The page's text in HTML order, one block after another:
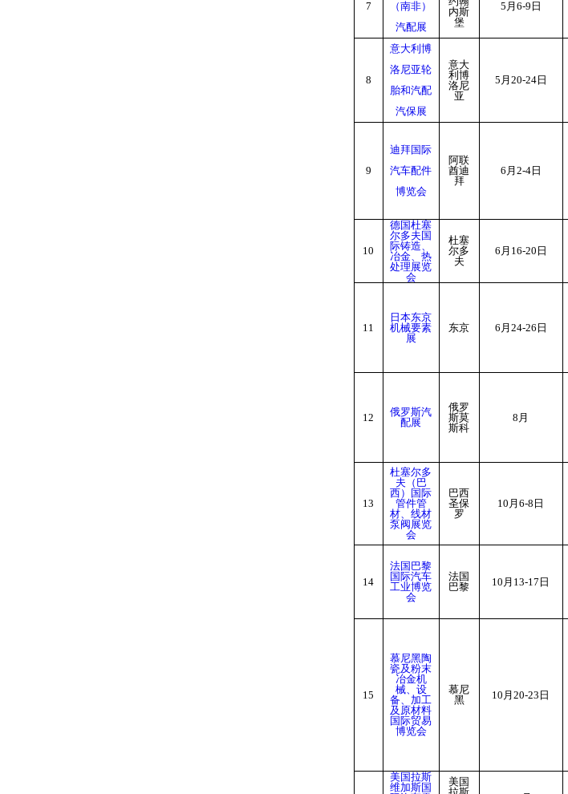
7
（南非）
汽配展
内斯
堡
5 月6-9日
8
意大利博
洛尼亚轮
胎和汽配
汽保展
意大
利博
洛尼
亚
5 月20-24日
9
迪拜国际
汽车配件
博览会
阿联
酋迪
拜
6 月2-4日
10
德国杜塞
尔多夫国
际铸造、
冶金、热
处理展览
会
杜塞
尔多
夫
6 月16-20日
11
日本东京
机械要素
展
东京 6 月24-26日
12
俄罗斯汽
配展
俄罗
斯莫
斯科
8 月
13
杜塞尔多
夫（巴
西）国际
管件管
材、线材
泵阀展览
会
巴西
圣保
罗
10 月6-8日
14
法国巴黎
国际汽车
工业博览
会
法国
巴黎
10 月13-17日
15
慕尼黑陶
瓷及粉末
冶金机
械、设
备、加工
及原材料
国际贸易
博览会
慕尼
黑
10 月20-23日
美国拉斯
维加斯国
美国